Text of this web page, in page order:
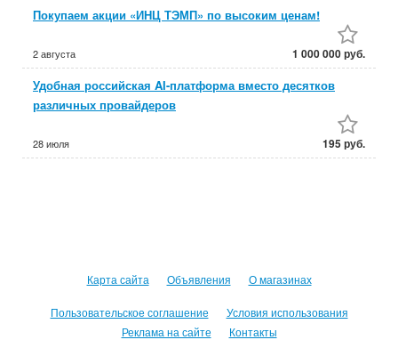
Покупаем акции «ИНЦ ТЭМП» по высоким ценам!
2 августа 1 000 000 руб.
Удобная российская AI-платформа вместо десятков
различных провайдеров
28 июля 195 руб.
Карта сайта Объявления О магазинах
Пользовательское соглашение
Условия использования
Реклама на сайте
Контакты